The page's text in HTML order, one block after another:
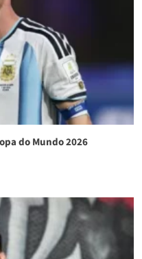
do Mundo 2026